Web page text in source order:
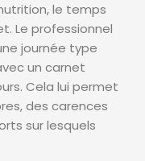
le temps
Le professionnel
journée type
un carnet
Cela lui permet
des carences
sur lesquels